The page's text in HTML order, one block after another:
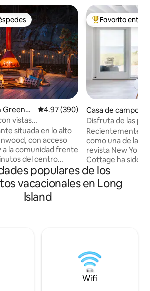
Greenw
Calificación promedio: 4.97 de
4.97 (390)
vistas
situada en lo alto
con acceso
a la comunidad frente
Mountain Creek, Spa
Mt. Esquí y tubing en
y viñedos
de manzanas.
de las reuniones
para estadías
Warwick n.º P25-
De los mejores
Favorito entre
Casa de campo
d
Disfruta de las
en un relajante
Recientemente
como una de las
revista New York
Cottage ha sido
un estilo
paleta de blancos
una escapada
las puestas de sol
aventúrate a
North Fork tiene
populares de los
vacacionales en Long
Island
Wifi